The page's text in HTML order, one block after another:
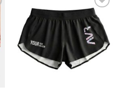
เก็บ
ใน
สินค้า
ที่ชอบ